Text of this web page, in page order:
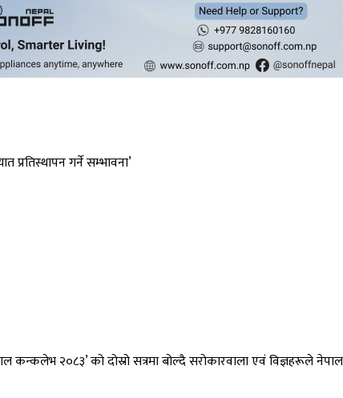
कन्कलेभ २०८३’ को दोस्रो सत्रमा बोल्दै सरोकारवाला एवं विज्ञहरूले